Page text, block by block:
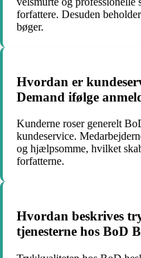
forfattere. Desuden
bøger.
Hvordan er
Demand ifølge
Kunderne roser generelt
kundeservice.
og hjælpsomme, hvilket
forfatterne.
Hvordan beskrives
tjenesterne hos BoD